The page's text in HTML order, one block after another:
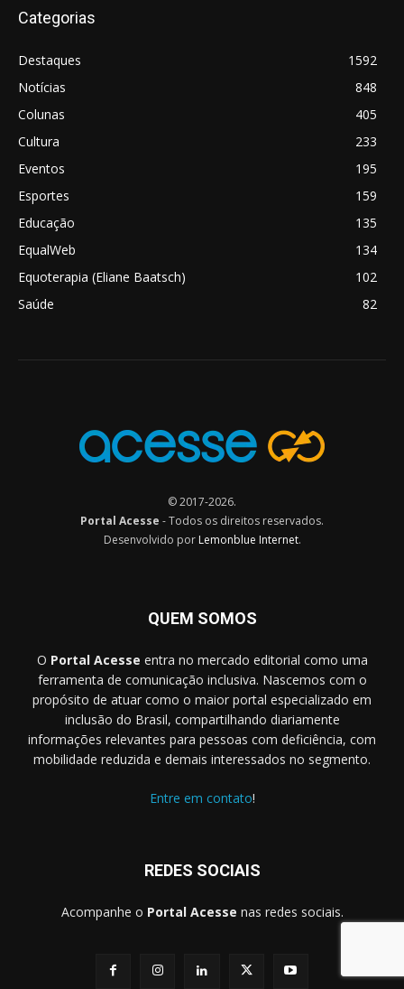
Categorias
Destaques
1592
Notícias
848
Colunas
405
Cultura
233
Eventos
195
Esportes
159
Educação
135
EqualWeb
134
Equoterapia (Eliane Baatsch)
102
Saúde
82
© 2017-2026.
Portal Acesse - Todos os direitos reservados.
Desenvolvido por Lemonblue Internet.
QUEM SOMOS
O Portal Acesse entra no mercado editorial como uma
ferramenta de comunicação inclusiva. Nascemos com o
propósito de atuar como o maior portal especializado em
inclusão do Brasil, compartilhando diariamente
informações relevantes para pessoas com deficiência, com
mobilidade reduzida e demais interessados no segmento.
Entre em contato!
REDES SOCIAIS
Acompanhe o Portal Acesse nas redes sociais.